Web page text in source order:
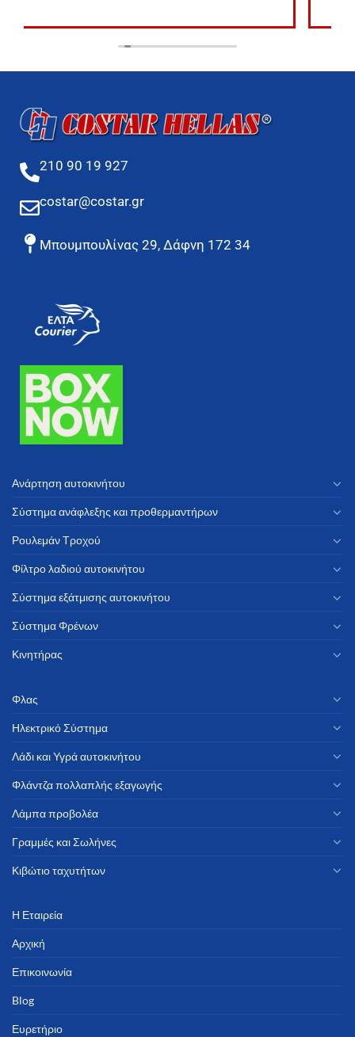
210 90 19 927
costar@costar.gr
Μπουμπουλίνας 29, Δάφνη 172 34
Ανάρτηση αυτοκινήτου
Σύστημα ανάφλεξης και προθερμαντήρων
Ρουλεμάν Τροχού
Φίλτρο λαδιού αυτοκινήτου
Σύστημα εξάτμισης αυτοκινήτου
Σύστημα Φρένων
Κινητήρας
Φλας
Ηλεκτρικό Σύστημα
Λάδι και Υγρά αυτοκινήτου
Φλάντζα πολλαπλής εξαγωγής
Λάμπα προβολέα
Γραμμές και Σωλήνες
Κιβώτιο ταχυτήτων
Η Εταιρεία
Αρχική
Επικοινωνία
Blog
Ευρετήριο